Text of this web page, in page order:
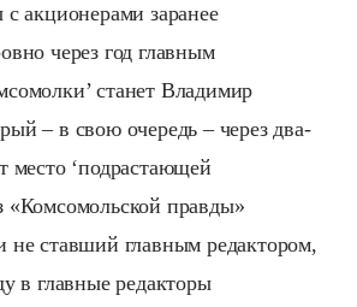
с акционерами заранее
через год главным
станет Владимир
– в свою очередь – через два-
место ‘подрастающей
«Комсомольской правды»
не ставший главным редактором,
в главные редакторы